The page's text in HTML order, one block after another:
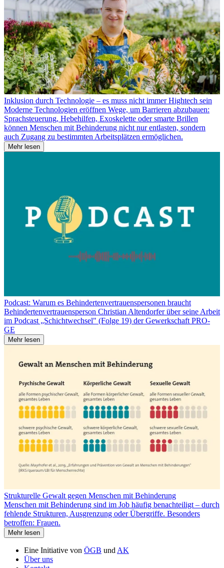
Inklusion durch Technologie – es muss nicht immer Hightech sein
Moderne Technologien eröffnen Wege, um Barrieren abzubauen:
Sprachsteuerung, Hebehilfen, Exoskelette oder smarte Brillen
können Menschen mit Behinderung nicht nur entlasten, sondern
auch Zugang zu bestimmten Arbeitsplätzen ermöglichen.
Mehr lesen
Podcast: Warum es Behindertenvertrauenspersonen braucht
Behindertenvertrauensperson Christian Altendorfer über seine Arbeit
im Podcast „Schichtwechsel" (Folge 19) der Gewerkschaft PRO-
GE
Mehr lesen
Strukturelle Gewalt gegen Menschen mit Behinderung
Menschen mit Behinderung sind im Job häufig benachteiligt – durch
fehlende Strukturen, Ausgrenzung oder Übergriffe. Besonders
betroffen: Frauen.
Mehr lesen
Eine Initiative von ÖGB und AK
Über uns